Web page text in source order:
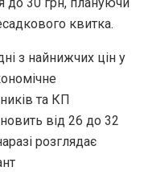
квитка.
з найнижчих цін у
та КП
від 26 до 32
розглядає